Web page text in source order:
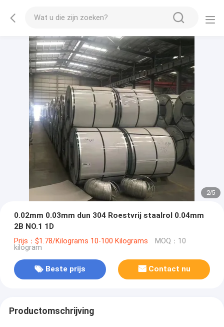
2/5
0.02mm 0.03mm dun 304 Roestvrij staalrol 0.04mm
2B NO.1 1D
Prijs：$1.78/Kilograms 10-100 Kilograms MOQ：10
kilogram
Beste prijs Contact nu
Productomschrijving